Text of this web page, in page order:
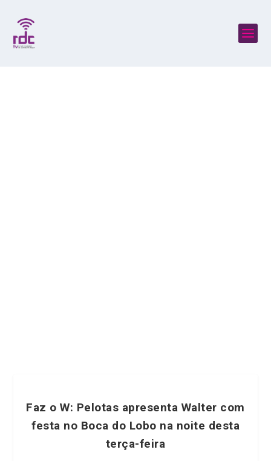
Faz o W: Pelotas apresenta Walter com
festa no Boca do Lobo na noite desta
terça-feira